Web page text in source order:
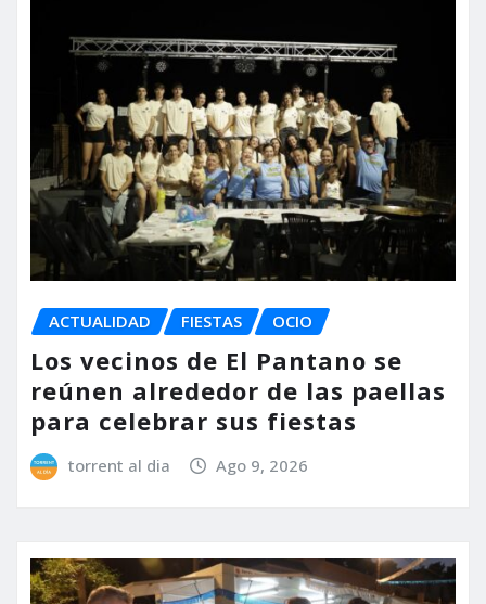
ACTUALIDAD FIESTAS OCIO
Los vecinos de El Pantano se
reúnen alrededor de las paellas
para celebrar sus fiestas
torrent al dia Ago 9, 2026